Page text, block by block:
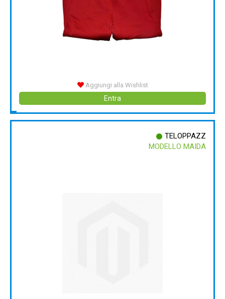
Aggiungi alla Wishlist
Entra
TELOPPAZZ
MODELLO MAIDA